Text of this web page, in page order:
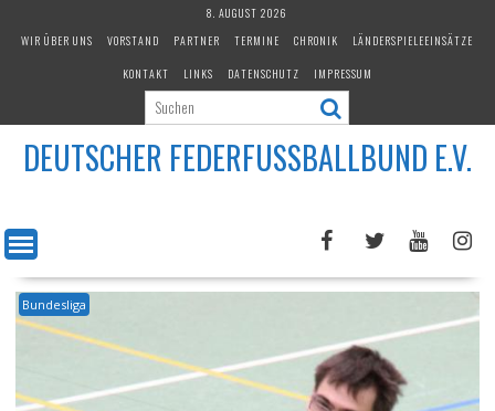
8. AUGUST 2026
WIR ÜBER UNS
VORSTAND PARTNER TERMINE CHRONIK
LÄNDERSPIELEEINSÄTZE
KONTAKT
LINKS DATENSCHUTZ IMPRESSUM
DEUTSCHER FEDERFUSSBALLBUND E.V.
Bundesliga